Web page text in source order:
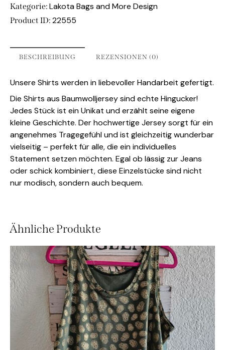
Kategorie: Lakota Bags and More Design
Product ID: 22555
BESCHREIBUNG REZENSIONEN (0)
Unsere Shirts werden in liebevoller Handarbeit gefertigt.
Die Shirts aus Baumwolljersey sind echte Hingucker!
Jedes Stück ist ein Unikat und erzählt seine eigene
kleine Geschichte. Der hochwertige Jersey sorgt für ein
angenehmes Tragegefühl und ist gleichzeitig wunderbar
vielseitig – perfekt für alle, die ein individuelles
Statement setzen möchten. Egal ob lässig zur Jeans
oder schick kombiniert, diese Einzelstücke sind nicht
nur modisch, sondern auch bequem.
Ähnliche Produkte